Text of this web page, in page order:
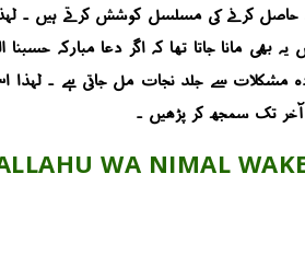
حاصل کرنے کی مسلسل کوشش کرتے ہیں ۔
آخر تک سمجھ کر پڑھیں ۔
WA NIMAL